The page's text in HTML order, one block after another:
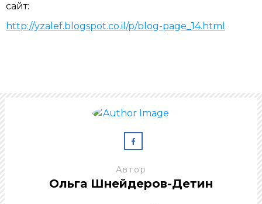
сайт:
http://yzalef.blogspot.co.il/p/blog-page_14.html
Автор
Ольга Шнейдеров-Детин